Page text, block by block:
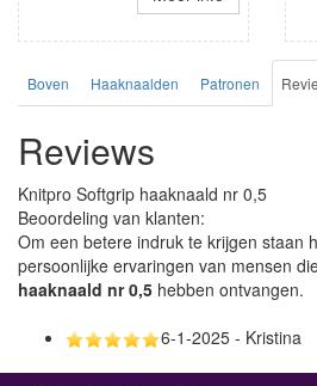
Boven Haaknaalden Patronen
Reviews
Knitpro Softgrip haaknaald nr 0,5
Beoordeling van klanten:
Om een betere indruk te krijgen staan
persoonlijke ervaringen van mensen
haaknaald nr 0,5 hebben ontvangen.
6-1-2025 - Kristina